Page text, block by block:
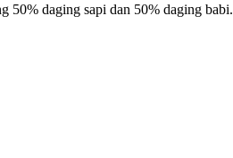
50% daging sapi dan 50% daging babi.